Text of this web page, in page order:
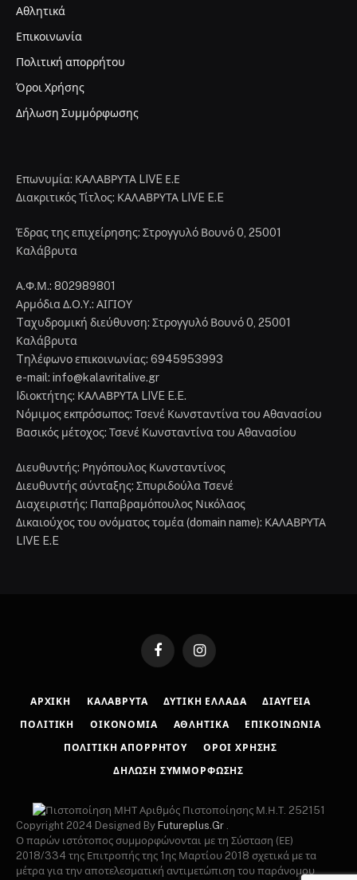
Αθλητικά
Επικοινωνία
Πολιτική απορρήτου
Όροι Χρήσης
Δήλωση Συμμόρφωσης
Επωνυμία: ΚΑΛΑΒΡΥΤΑ LIVE Ε.Ε
Διακριτικός Τίτλος: ΚΑΛΑΒΡΥΤΑ LIVE E.E
Έδρας της επιχείρησης: Στρογγυλό Βουνό 0, 25001
Καλάβρυτα
Α.Φ.Μ.: 802989801
Αρμόδια Δ.Ο.Υ.: ΑΙΓΙΟΥ
Tαχυδρομική διεύθυνση: Στρογγυλό Βουνό 0, 25001
Καλάβρυτα
Tηλέφωνο επικοινωνίας: 6945953993
e-mail: info@kalavritalive.gr
Iδιοκτήτης: ΚΑΛΑΒΡΥΤΑ LIVE E.E.
Νόμιμος εκπρόσωπος: Τσενέ Κωνσταντίνα του Αθανασίου
Βασικός μέτοχος: Τσενέ Κωνσταντίνα του Αθανασίου
Διευθυντής: Ρηγόπουλος Κωνσταντίνος
Διευθυντής σύνταξης: Σπυριδούλα Τσενέ
Διαχειριστής: Παπαβραμόπουλος Νικόλαος
Δικαιούχος του ονόματος τομέα (domain name): ΚΑΛΑΒΡΥΤΑ
LIVE E.E
FacebookInstagram
ΑΡΧΙΚΉ ΚΑΛΆΒΡΥΤΑ ΔΥΤΙΚΉ ΕΛΛΆΔΑ ΔΙΑΎΓΕΙΑ
ΠΟΛΙΤΙΚΉ ΟΙΚΟΝΟΜΊΑ ΑΘΛΗΤΙΚΆ ΕΠΙΚΟΙΝΩΝΊΑ
ΠΟΛΙΤΙΚΉ ΑΠΟΡΡΉΤΟΥ ΌΡΟΙ ΧΡΉΣΗΣ
ΔΉΛΩΣΗ ΣΥΜΜΌΡΦΩΣΗΣ
Αριθμός Πιστοποίησης Μ.Η.Τ. 252151
Copyright 2024 Designed By Futureplus.Gr
Ο παρών ιστότοπος συμμορφώνονται με τη Σύσταση (ΕΕ)
2018/334 της Επιτροπής της 1ης Μαρτίου 2018 σχετικά με τα
μέτρα για την αποτελεσματική αντιμετώπιση του παράνομου